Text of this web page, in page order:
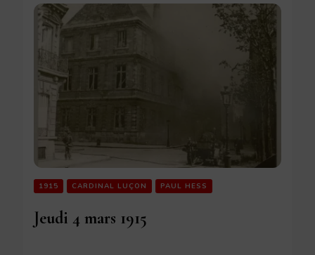
1915 CARDINAL LUÇON PAUL HESS
Jeudi 4 mars 1915